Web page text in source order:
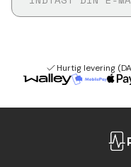
Hurtig levering